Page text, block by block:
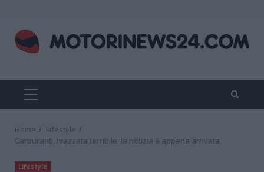
content
PRIMARY
MENU
Home
Lifestyle
Carburanti, mazzata terribile: la notizia è appena arrivata
Lifestyle